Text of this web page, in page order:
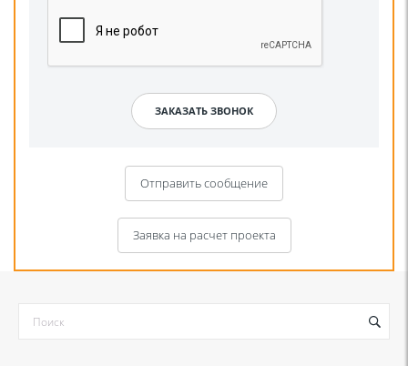
Отправить сообщение
Заявка на расчет проекта